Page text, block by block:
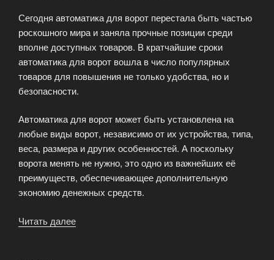
Сегодня автоматика для ворот перестала быть частью
роскошного мира и заняла прочные позиции среди
вполне доступных товаров. В кратчайшие сроки
автоматика для ворот вошла в число популярных
товаров для повышения не только удобства, но и
безопасности.
Автоматика для ворот может быть установлена на
любые виды ворот, независимо от их устройства, типа,
веса, размера и других особенностей. А поскольку
ворота менять не нужно, это одно из важнейших её
преимуществ, обеспечивающее дополнительную
экономию денежных средств.
Читать далее